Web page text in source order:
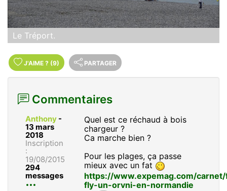
Le Tréport.
J'AIME ? (9) PARTAGER
Commentaires
Anthony -
13 mars
2018
Inscription
:
19/08/2015
294
messages
Quel est ce réchaud à bois
chargeur ?
Ca marche bien ?
Pour les plages, ça passe
mieux avec un fat
https://www.expemag.com/
fly-un-orvni-en-normandie